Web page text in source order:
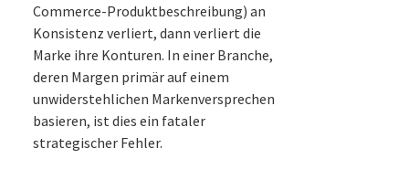
Commerce-Produktbeschreibung) an
Konsistenz verliert, dann verliert die
Marke ihre Konturen. In einer Branche,
deren Margen primär auf einem
unwiderstehlichen Markenversprechen
basieren, ist dies ein fataler
strategischer Fehler.